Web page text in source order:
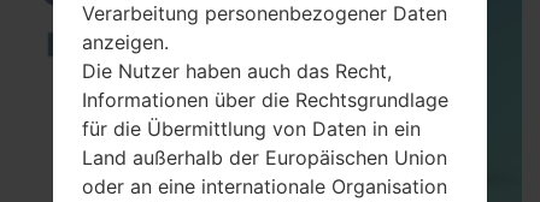
Verarbeitung personenbezogener Daten
anzeigen.
Die Nutzer haben auch das Recht,
Informationen über die Rechtsgrundlage
für die Übermittlung von Daten in ein
Land außerhalb der Europäischen Union
oder an eine internationale Organisation